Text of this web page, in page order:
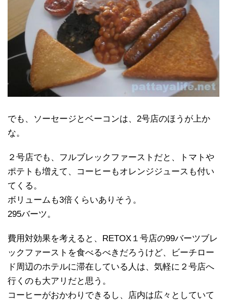
でも、ソーセージとベーコンは、2号店のほうが上か
な。
２号店でも、フルブレックファーストだと、トマトや
ポテトも増えて、コーヒーもオレンジジュースも付い
てくる。
ボリュームも3倍くらいありそう。
295バーツ。
費用対効果を考えると、RETOX１号店の99バーツブレ
ックファーストを食べるべきだろうけど、ビーチロー
ド周辺のホテルに滞在している人は、気軽に２号店へ
行くのも大アリだと思う。
コーヒーがおかわりできるし、店内は広々としていて